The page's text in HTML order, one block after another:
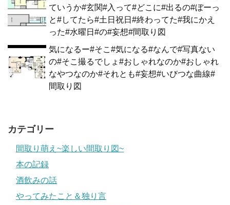
ていうか#玄関#入って#どこに#出るの#ぼーっ
と#してたら#土日祝日#終わってた#我にかえ
った#水曜日#の#妄想#間取り図
気になるー#そこ#気になる#なんで#写真ない
の#そこ撮るでしょ#おしゃれなのか#おしゃれ
なやつなのか#それとも#妄想#いびつな曲線#
間取り図
カテゴリー
間取り萌え~楽しい間取り図~
本の記録
酒飲みの話
やってみたこと＆独り言